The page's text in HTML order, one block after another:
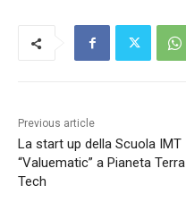
Previous article
La start up della Scuola IMT
“Valuematic” a Pianeta Terra
Tech